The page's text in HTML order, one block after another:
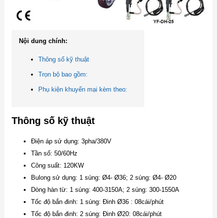
Nội dung chính:
Thông số kỹ thuật
Trọn bộ bao gồm:
Phụ kiện khuyến mại kèm theo:
Thông số kỹ thuật
Điện áp sử dụng: 3pha/380V
Tần số: 50/60Hz
Công suất: 120KW
Bulong sử dụng: 1 súng: Ø4- Ø36; 2 súng: Ø4- Ø20
Dòng hàn từ: 1 súng: 400-3150A; 2 súng: 300-1550A
Tốc độ bắn đinh: 1 súng: Đinh Ø36 : 08cái/phút
Tốc độ bắn đinh: 2 súng: Đinh Ø20: 08cái/phút